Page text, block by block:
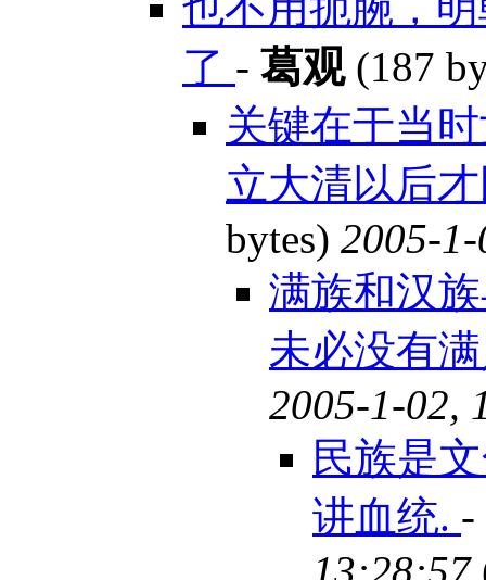
了 - 葛观(187
关键在于当
立大清以后
bytes) 2005-
满族和汉
未必没有
2005-1-02,
民族是
讲血统. -